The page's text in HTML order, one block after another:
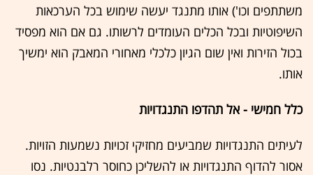
משתתפים וכו') אותו מתנגד יעשה שימוש בכל הערכאות
השיפוטיות ובכל הכלים העומדים לרשותו. גם אם הוא מפסיד
בכול הזירות ואין שום הגיון כלכלי מאחורי המאבק הוא ימשיך
אותו.
כלל חמישי - אל תהדפו התנגדויות
לעיתים התנגדויות שמביעים מחזיקי זכויות נשמעות הזויות.
אסור להדוף התנגדויות או להשליכן כחוסר רלבנטיות. נסו